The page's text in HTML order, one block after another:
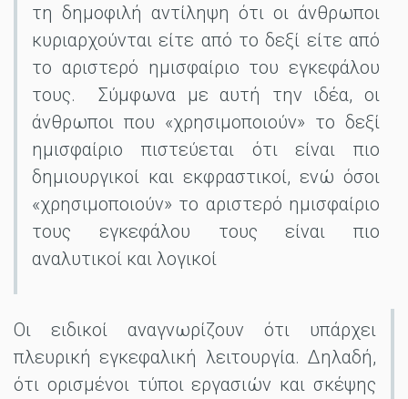
τη δημοφιλή αντίληψη ότι οι άνθρωποι
κυριαρχούνται είτε από το δεξί είτε από
το αριστερό ημισφαίριο του εγκεφάλου
τους. Σύμφωνα με αυτή την ιδέα, οι
άνθρωποι που «χρησιμοποιούν» το δεξί
ημισφαίριο πιστεύεται ότι είναι πιο
δημιουργικοί και εκφραστικοί, ενώ όσοι
«χρησιμοποιούν» το αριστερό ημισφαίριο
τους εγκεφάλου τους είναι πιο
αναλυτικοί και λογικοί
Οι ειδικοί αναγνωρίζουν ότι υπάρχει
πλευρική εγκεφαλική λειτουργία. Δηλαδή,
ότι ορισμένοι τύποι εργασιών και σκέψης